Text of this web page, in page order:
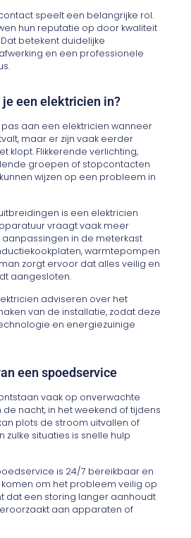
speelt een belangrijke rol.
hun reputatie op door kwaliteit
betekent duidelijke
en een professionele
een elektricien in?
aan een elektricien wanneer
maar er zijn vaak eerder
klopt. Flikkerende verlichting,
groepen of stopcontacten
wijzen op een probleem in
is een elektricien
vraagt vaak meer
in de meterkast
warmtepompen
zorgt ervoor dat alles veilig en
aangesloten.
adviseren over het
van de installatie, zodat deze
en energiezuinige
een spoedservice
vaak op onverwachte
nacht, in het weekend of tijdens
plots de stroom uitvallen of
zulke situaties is snelle hulp
is 24/7 bereikbaar en
om het probleem veilig op
dat een storing langer aanhoudt
aan apparaten of